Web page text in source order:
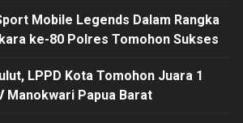
Mobile Legends Dalam Rangka
ke-80 Polres Tomohon Sukses
LPPD Kota Tomohon Juara 1
Manokwari Papua Barat